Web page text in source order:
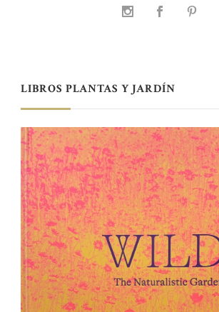
LIBROS PLANTAS Y JARDÍN